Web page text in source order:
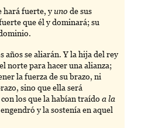
hará fuerte, yuno de sus
que él y dominará; su
años se aliarán. Y la hija del rey
norte para hacer una alianza;
la fuerza de su brazo, ni
sino que ella será
los que la habían traídoa la
y la sostenía en aquel